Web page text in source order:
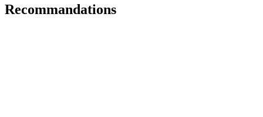
Recommandations